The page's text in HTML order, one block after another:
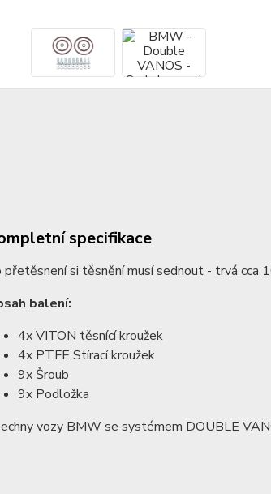
specifikace
přetěsnení si těsnění musí sednout - trvá cca
balení:
4x VITON těsnící kroužek
4x PTFE Stírací kroužek
9x Šroub
9x Podložka
vozy BMW se systémem DOUBLE